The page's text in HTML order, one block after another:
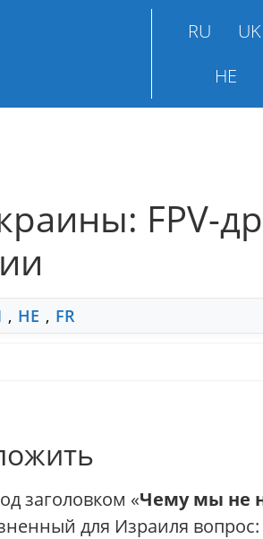
RU UK
HE
FPV-
, HE , FR
заголовком «Чему мы не
для Израиля вопрос: